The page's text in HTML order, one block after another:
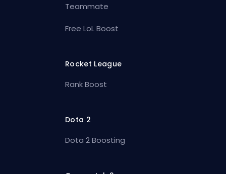
Teammate
Free LoL Boost
Rocket League
Rank Boost
Dota 2
Dota 2 Boosting